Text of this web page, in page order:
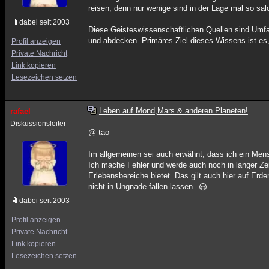
dabei seit 2003
Profil anzeigen
Private Nachricht
Link kopieren
Lesezeichen setzen
reisen, denn nur wenige sind in der Lage mal so
Diese Geisteswissenschaftlichen Quellen sind
und abdecken. Primäres Ziel dieses Wissens ist
rafael
Diskussionsleiter
dabei seit 2003
Profil anzeigen
Private Nachricht
Link kopieren
Lesezeichen setzen
Leben auf Mond,Mars & anderen Planeten!
@ tao
Im allgemeinen sei auch erwähnt, dass ich ein
Ich mache Fehler und werde auch noch in langer
Erlebensbereiche bietet. Das gilt auch hier auf
nicht in Ungnade fallen lassen.